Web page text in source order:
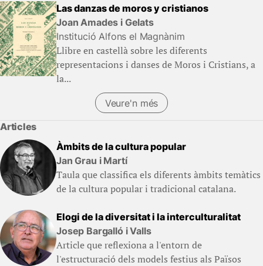
Las danzas de moros y cristianos
Joan Amades i Gelats
Institució Alfons el Magnànim
Llibre en castellà sobre les diferents
representacions i danses de Moros i Cristians, a
la...
Veure'n més
Articles
Àmbits de la cultura popular
Jan Grau i Martí
Taula que classifica els diferents àmbits temàtics
de la cultura popular i tradicional catalana.
Elogi de la diversitat i la interculturalitat
Josep Bargalló i Valls
Article que reflexiona a l'entorn de
l'estructuració dels models festius als Països